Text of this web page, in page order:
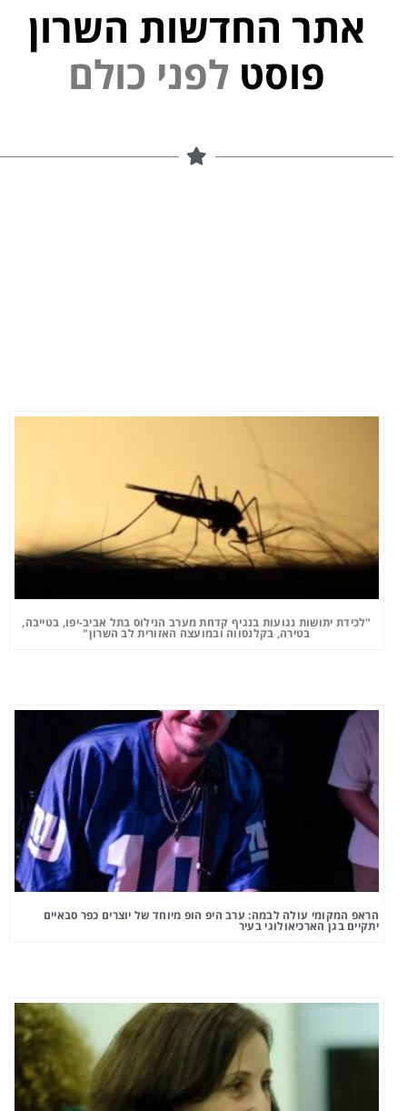
אתר החדשות השרון
פוסט
"לכידת יתושות נגועות בנגיף קדחת מערב הנילוס בתל אביב-יפו, בטייבה,
בטירה, בקלנסווה ובמועצה האזורית לב השרון"
הראפ המקומי עולה לבמה: ערב היפ הופ מיוחד של יוצרים כפר סבאיים
יתקיים בגן הארכיאולוגי בעיר